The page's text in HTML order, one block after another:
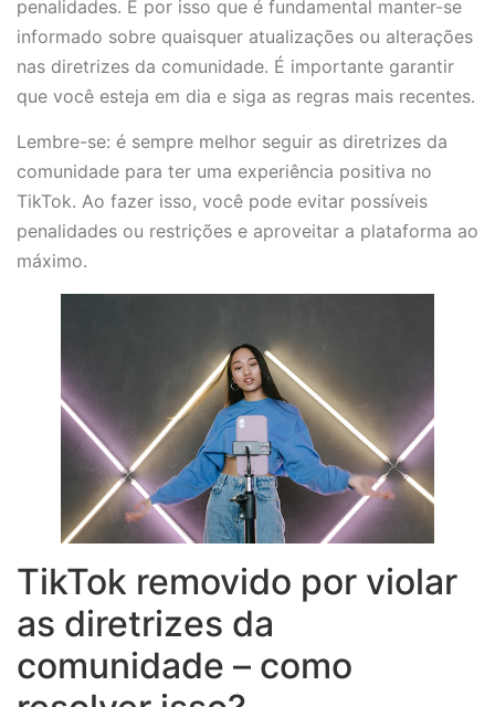
penalidades. É por isso que é fundamental manter-se
informado sobre quaisquer atualizações ou alterações
nas diretrizes da comunidade. É importante garantir
que você esteja em dia e siga as regras mais recentes.
Lembre-se: é sempre melhor seguir as diretrizes da
comunidade para ter uma experiência positiva no
TikTok. Ao fazer isso, você pode evitar possíveis
penalidades ou restrições e aproveitar a plataforma ao
máximo.
TikTok removido por violar
as diretrizes da
comunidade – como